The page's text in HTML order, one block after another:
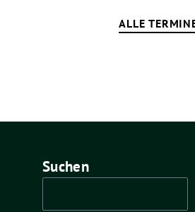
ALLE
Suchen